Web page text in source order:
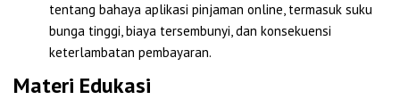
tentang bahaya aplikasi pinjaman online, termasuk suku
bunga tinggi, biaya tersembunyi, dan konsekuensi
keterlambatan pembayaran.
Materi Edukasi